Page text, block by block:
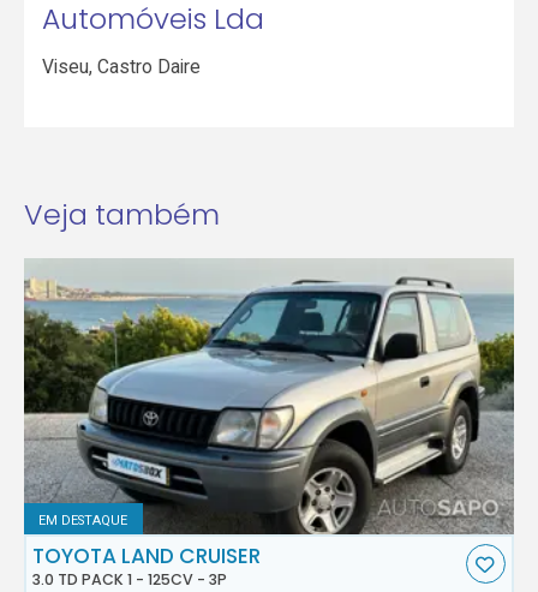
Automóveis Lda
Viseu,Castro Daire
Veja também
EM DESTAQUE
TOYOTA LAND CRUISER
3.0 TD PACK 1 - 125CV - 3P